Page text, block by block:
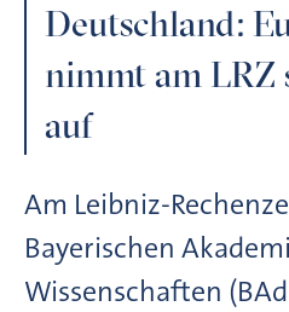
Deutschland:
nimmt am LRZ
auf
Am Leibniz-
Bayerischen
Wissenschaften